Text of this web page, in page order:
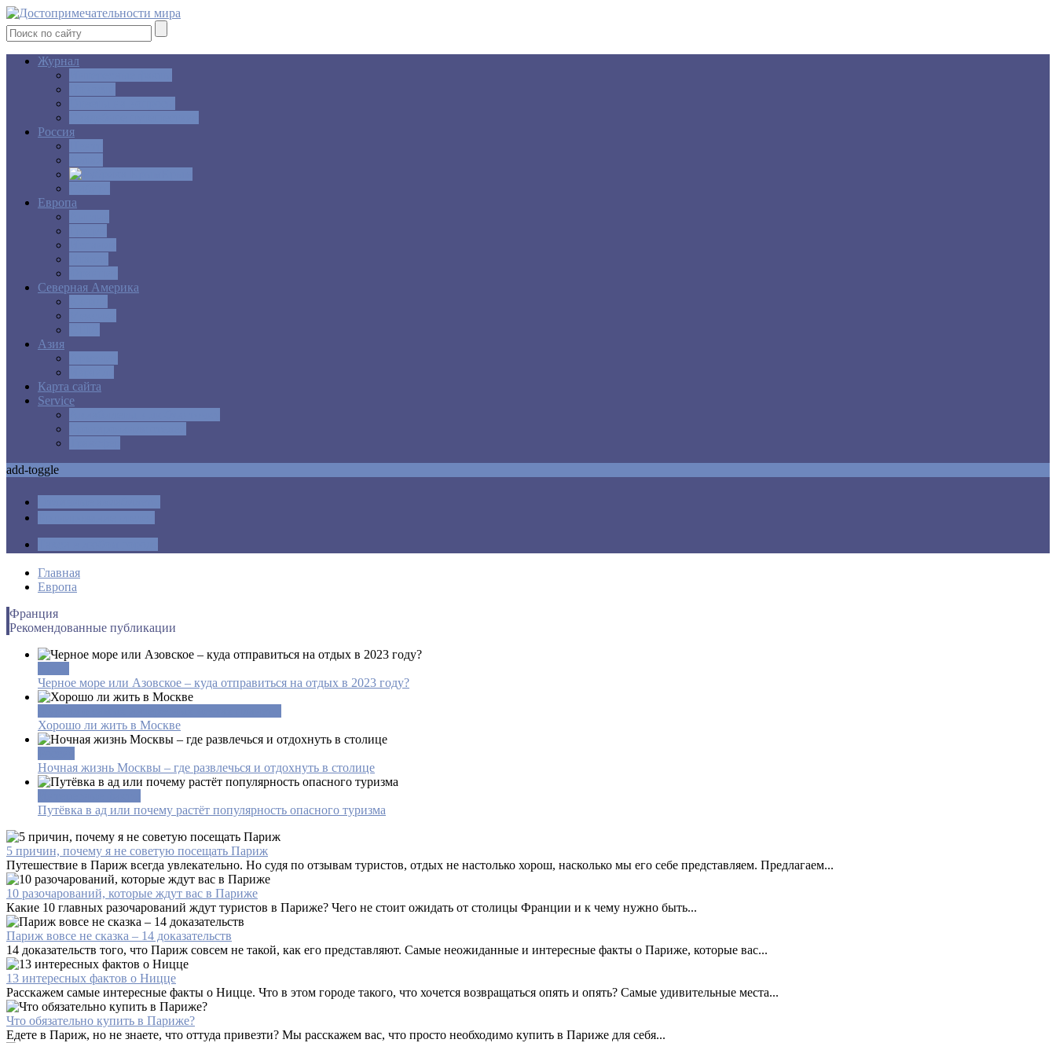
Журнал
Россия
Европа
Северная Америка
Азия
Карта сайта
Service
add-toggle
Главная
Европа
Франция
Рекомендованные публикации
Черное море или Азовское – куда отправиться на отдых в 2023 году?
Хорошо ли жить в Москве
Ночная жизнь Москвы – где развлечься и отдохнуть в столице
Путёвка в ад или почему растёт популярность опасного туризма
5 причин, почему я не советую посещать Париж
Путешествие в Париж всегда увлекательно. Но судя по отзывам туристов, отдых не настолько хорош, насколько мы его себе представляем. Предлагаем...
10 разочарований, которые ждут вас в Париже
Какие 10 главных разочарований ждут туристов в Париже? Чего не стоит ожидать от столицы Франции и к чему нужно быть...
Париж вовсе не сказка – 14 доказательств
14 доказательств того, что Париж совсем не такой, как его представляют. Самые неожиданные и интересные факты о Париже, которые вас...
13 интересных фактов о Ницце
Расскажем самые интересные факты о Ницце. Что в этом городе такого, что хочется возвращаться опять и опять? Самые удивительные места...
Что обязательно купить в Париже?
Едете в Париж, но не знаете, что оттуда привезти? Мы расскажем вас, что просто необходимо купить в Париже для себя...